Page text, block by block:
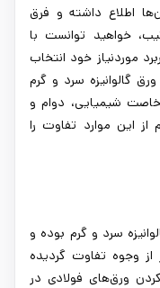
اطلاع داشته و فرق
خواهید توانست با
موردنیاز خود انتخاب
گالوانیزه سرد و گرم
شیمیایی، دوام و
از این موارد تفاوت را
سرد و گرم بوده و
وجوه تفاوت گردیده
ورق‌های فولادی در